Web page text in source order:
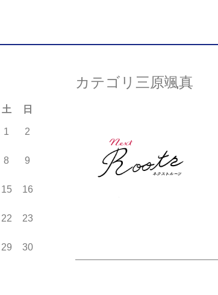
カテゴリ三原颯真
土 日
1 2
8 9
15 16
22 23
29 30